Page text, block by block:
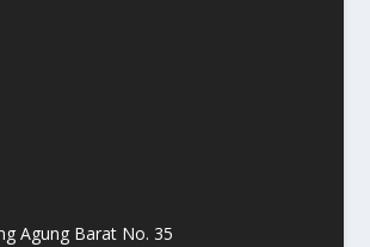
Agung Barat No. 35